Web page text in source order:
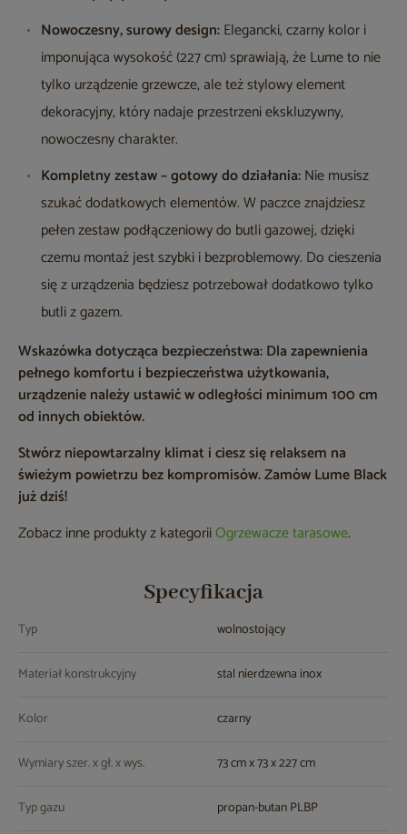
Nowoczesny, surowy design:Elegancki, czarny kolor i
imponująca wysokość (227 cm) sprawiają, że Lume to nie
tylko urządzenie grzewcze, ale też stylowy element
dekoracyjny, który nadaje przestrzeni ekskluzywny,
nowoczesny charakter.
Kompletny zestaw – gotowy do działania:Nie musisz
szukać dodatkowych elementów. W paczce znajdziesz
pełen zestaw podłączeniowy do butli gazowej, dzięki
czemu montaż jest szybki i bezproblemowy. Do cieszenia
się z urządzenia będziesz potrzebował dodatkowo tylko
butli z gazem.
Wskazówka dotycząca bezpieczeństwa: Dla zapewnienia
pełnego komfortu i bezpieczeństwa użytkowania,
urządzenie należy ustawić w odległości minimum 100 cm
od innych obiektów.
Stwórz niepowtarzalny klimat i ciesz się relaksem na
świeżym powietrzu bez kompromisów. Zamów Lume Black
już dziś!
Zobacz inne produkty z kategoriiOgrzewacze tarasowe.
Specyfikacja
Typ wolnostojący
Materiał konstrukcyjny stal nierdzewna inox
Kolor czarny
Wymiary szer. x gł. x wys. 73 cm x 73 x 227 cm
Typ gazu propan-butan PLBP